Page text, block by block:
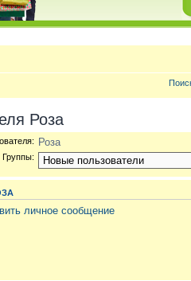
Роза
Роза
Группы:
личное сообщение